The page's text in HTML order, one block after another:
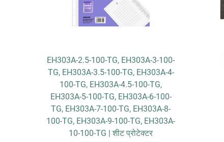
EH303A-2.5-100-TG, EH303A-3-100-
TG, EH303A-3.5-100-TG, EH303A-4-
100-TG, EH303A-4.5-100-TG,
EH303A-5-100-TG, EH303A-6-100-
TG, EH303A-7-100-TG, EH303A-8-
100-TG, EH303A-9-100-TG, EH303A-
10-100-TG | शीट प्रोटेक्टर